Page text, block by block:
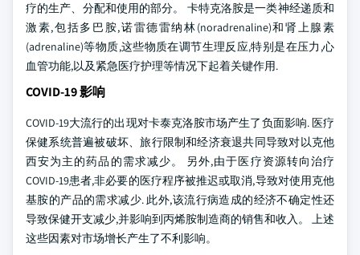
疗的生产、分配和使用的部分。 卡特克洛胺是一类神经递质和
激素,包括多巴胺,诺雷德雷纳林(noradrenaline)和肾上腺素
(adrenaline)等物质,这些物质在调节生理反应,特别是在压力,心
血管功能,以及紧急医疗护理等情况下起着关键作用.
COVID-19 影响
COVID-19大流行的出现对卡泰克洛胺市场产生了负面影响. 医疗
保健系统普遍被破坏、旅行限制和经济衰退共同导致对以克他
西安为主的药品的需求减少。 另外,由于医疗资源转向治疗
COVID-19患者,非必要的医疗程序被推迟或取消,导致对使用克他
基胺的产品的需求减少. 此外,该流行病造成的经济不确定性还
导致保健开支减少,并影响到丙烯胺制造商的销售和收入。 上述
这些因素对市场增长产生了不利影响。